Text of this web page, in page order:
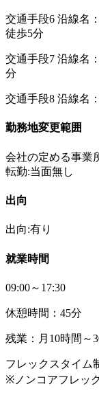
交通手段6 沿線名
徒歩5分
交通手段7 沿線名
分
交通手段8 沿線名
勤務地変更範囲
会社の定める事業
転勤:当面無し
出向
出向:有り
就業時間
09:00～17:30
休憩時間：45分
残業：月10時間～
フレックスタイム
※ノンコアフレッ